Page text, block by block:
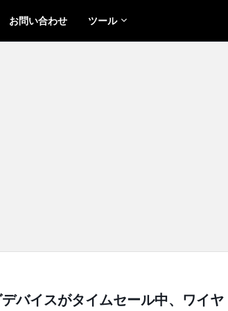
お問い合わせ ツール
バイスがタイムセール中、ワイヤ